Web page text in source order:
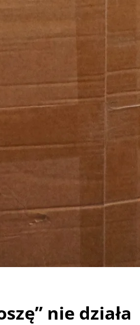
nie działa